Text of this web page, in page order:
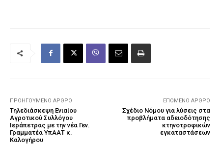
ΠΡΟΗΓΟΎΜΕΝΟ ΆΡΘΡΟ
Τηλεδιάσκεψη Ενιαίου
Αγροτικού Συλλόγου
Ιεράπετρας με την νέα Γεν.
Γραμματέα ΥπΑΑΤ κ.
Καλογήρου
ΕΠΌΜΕΝΟ ΆΡΘΡΟ
Σχέδιο Νόμου για λύσεις στα
προβλήματα αδειοδότησης
κτηνοτροφικών
εγκαταστάσεων